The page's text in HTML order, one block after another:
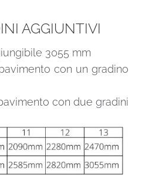
AGGIUNTIVI
3055 mm
con un gradino
con due gradini